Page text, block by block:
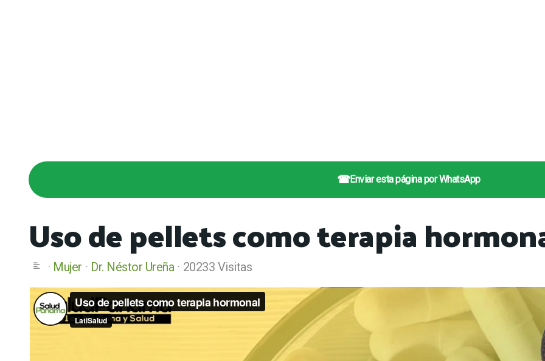
☎Enviar esta página por WhatsApp
Uso de pellets como terapia
Mujer Dr. Néstor Ureña 20233 Visitas